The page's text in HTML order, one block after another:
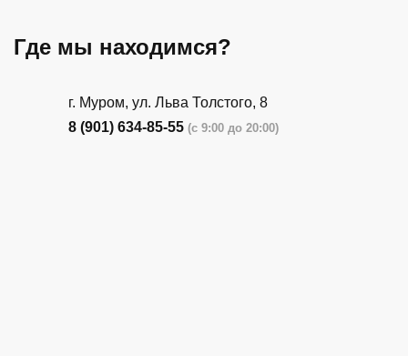
Где мы находимся?
г. Муром, ул. Льва Толстого, 8
8 (901) 634-85-55 (с 9:00 до 20:00)